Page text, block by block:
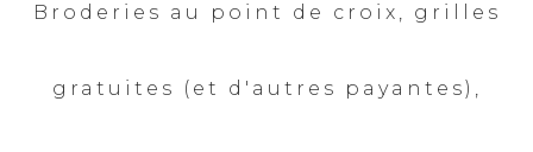
Broderies au point de croix, grilles
gratuites (et d'autres payantes),